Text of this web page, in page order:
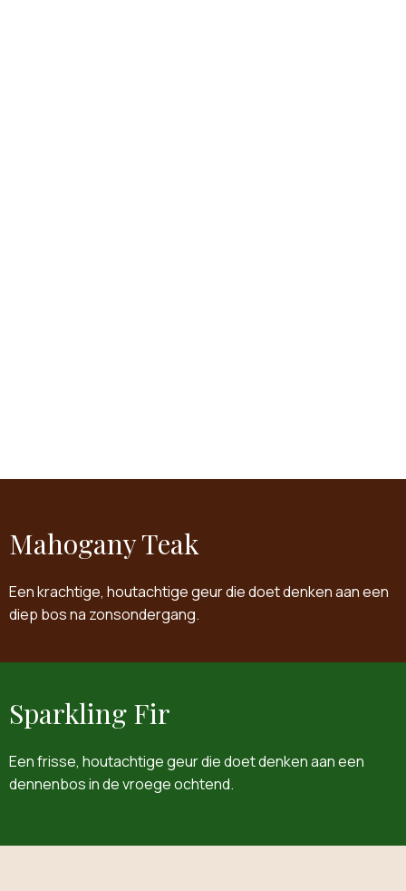
Mahogany Teak
Een krachtige, houtachtige geur die doet denken aan een
diep bos na zonsondergang.
Sparkling Fir
Een frisse, houtachtige geur die doet denken aan een
dennenbos in de vroege ochtend.